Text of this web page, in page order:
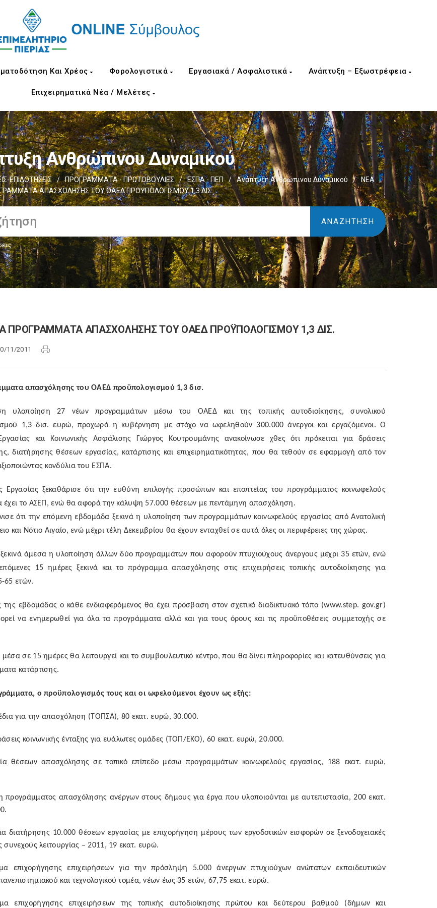
Και Χρέος Φορολογιστικά Εργασιακά / Ασφαλιστικά Ανάπτυξη – Εξωστρέφεια
Επιχειρηματικά Νέα / Μελέτες
Ανθρώπινου Δυναμικού
ΕΠΙΔΟΤΗΣΕΙΣ / ΠΡΟΓΡΑΜΜΑΤΑ - ΠΡΩΤΟΒΟΥΛΙΕΣ / ΕΣΠΑ - ΠΕΠ / Ανάπτυξη Ανθρώπινου Δυναμικού /
NΕΑ
ΑΠΑΣΧΟΛΗΣΗΣ ΤΟΥ ΟΑΕΔ ΠΡΟΫΠΟΛΟΓΙΣΜΟΥ 1,3 ΔΙΣ.
ΠΡΟΓΡΑΜΜΑΤΑ ΑΠΑΣΧΟΛΗΣΗΣ ΤΟΥ ΟΑΕΔ ΠΡΟΫΠΟΛΟΓΙΣΜΟΥ 1,3 ΔΙΣ.
11/2011
απασχόλησης του ΟΑΕΔ προϋπολογισμού 1,3 δισ.
υλοποίηση 27 νέων προγραμμάτων μέσω του ΟΑΕΔ και της τοπικής αυτοδιοίκησης, συνολικού
1,3 δισ. ευρώ, προχωρά η κυβέρνηση με στόχο να ωφεληθούν 300.000 άνεργοι και εργαζόμενοι. Ο
και Κοινωνικής Ασφάλισης Γιώργος Κουτρουμάνης ανακοίνωσε χθες ότι πρόκειται για δράσεις
διατήρησης θέσεων εργασίας, κατάρτισης και επιχειρηματικότητας, που θα τεθούν σε εφαρμογή από τον
κονδύλια του ΕΣΠΑ.
ξεκαθάρισε ότι την ευθύνη επιλογής προσώπων και εποπτείας του προγράμματος κοινωφελούς
έχει το ΑΣΕΠ, ενώ θα αφορά την κάλυψη 57.000 θέσεων με πεντάμηνη απασχόληση.
ότι την επόμενη εβδομάδα ξεκινά η υλοποίηση των προγραμμάτων κοινωφελούς εργασίας από Ανατολική
και Νότιο Αιγαίο, ενώ μέχρι τέλη Δεκεμβρίου θα έχουν ενταχθεί σε αυτά όλες οι περιφέρειες της χώρας.
ξεκινά άμεσα η υλοποίηση άλλων δύο προγραμμάτων που αφορούν πτυχιούχους άνεργους μέχρι 35 ετών, ενώ
15 ημέρες ξεκινά και το πρόγραμμα απασχόλησης στις επιχειρήσεις τοπικής αυτοδιοίκησης για
65 ετών.
της εβδομάδας ο κάθε ενδιαφερόμενος θα έχει πρόσβαση στον σχετικό διαδικτυακό τόπο (www.step. gov.gr)
να ενημερωθεί για όλα τα προγράμματα αλλά και για τους όρους και τις προϋποθέσεις συμμετοχής σε
μέσα σε 15 ημέρες θα λειτουργεί και το συμβουλευτικό κέντρο, που θα δίνει πληροφορίες και κατευθύνσεις για
κατάρτισης.
ο προϋπολογισμός τους και οι ωφελούμενοι έχουν ως εξής:
για την απασχόληση (ΤΟΠΣΑ), 80 εκατ. ευρώ, 30.000.
κοινωνικής ένταξης για ευάλωτες ομάδες (ΤΟΠ/ΕΚΟ), 60 εκατ. ευρώ, 20.000.
θέσεων απασχόλησης σε τοπικό επίπεδο μέσω προγραμμάτων κοινωφελούς εργασίας, 188 εκατ. ευρώ,
προγράμματος απασχόλησης ανέργων στους δήμους για έργα που υλοποιούνται με αυτεπιστασία, 200 εκατ.
διατήρησης 10.000 θέσεων εργασίας με επιχορήγηση μέρους των εργοδοτικών εισφορών σε ξενοδοχειακές
συνεχούς λειτουργίας – 2011, 19 εκατ. ευρώ.
επιχορήγησης επιχειρήσεων για την πρόσληψη 5.000 άνεργων πτυχιούχων ανώτατων εκπαιδευτικών
και τεχνολογικού τομέα, νέων έως 35 ετών, 67,75 εκατ. ευρώ.
επιχορήγησης επιχειρήσεων της τοπικής αυτοδιοίκησης πρώτου και δεύτερου βαθμού (δήμων και